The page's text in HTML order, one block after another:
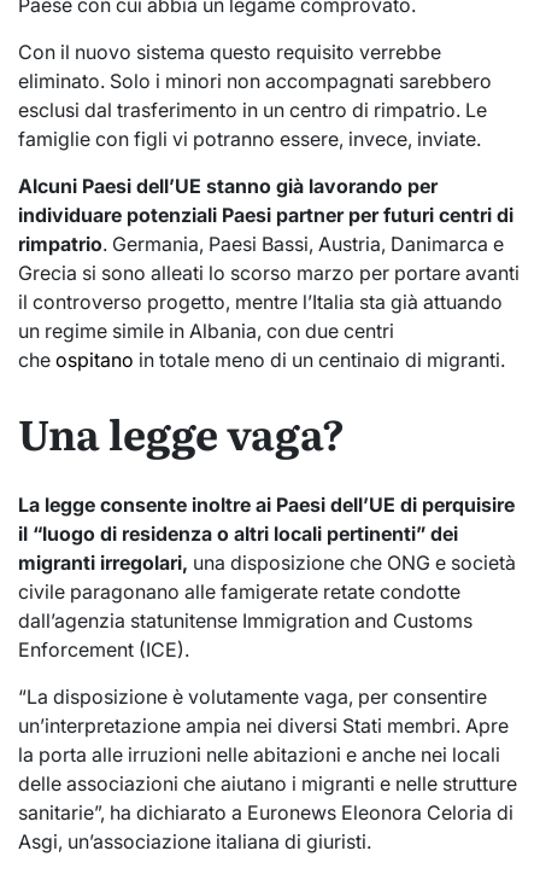
Con il nuovo sistema questo requisito verrebbe
eliminato. Solo i minori non accompagnati sarebbero
esclusi dal trasferimento in un centro di rimpatrio. Le
famiglie con figli vi potranno essere, invece, inviate.
Alcuni Paesi dell’UE stanno già lavorando per
individuare potenziali Paesi partner per futuri centri di
rimpatrio. Germania, Paesi Bassi, Austria, Danimarca e
Grecia si sono alleati lo scorso marzo per portare avanti
il controverso progetto, mentre l’Italia sta già attuando
un regime simile in Albania, con due centri
che ospitano in totale meno di un centinaio di migranti.
Una legge vaga?
La legge consente inoltre ai Paesi dell’UE di perquisire
il “luogo di residenza o altri locali pertinenti” dei
migranti irregolari, una disposizione che ONG e società
civile paragonano alle famigerate retate condotte
dall’agenzia statunitense Immigration and Customs
Enforcement (ICE).
“La disposizione è volutamente vaga, per consentire
un’interpretazione ampia nei diversi Stati membri. Apre
la porta alle irruzioni nelle abitazioni e anche nei locali
delle associazioni che aiutano i migranti e nelle strutture
sanitarie”, ha dichiarato a Euronews Eleonora Celoria di
Asgi, un’associazione italiana di giuristi.